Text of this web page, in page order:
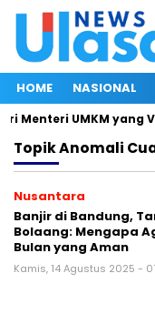
HOME NASIONAL
Menteri UMKM yang
TopikAnomali
Nusantara
Banjir di Bandung,
Bolaang: Mengapa
Bulan yang Aman
Kamis, 14 Agustus 2025 -